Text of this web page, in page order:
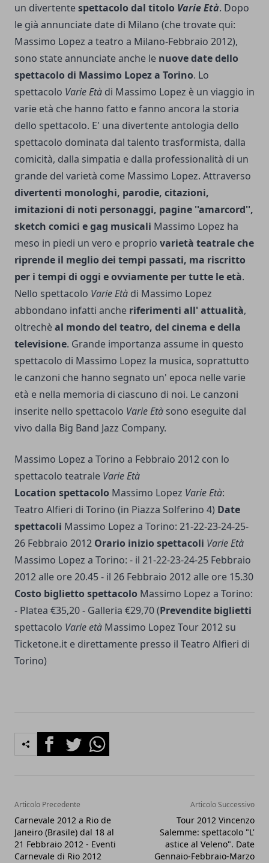
un divertentespettacolo dal titolo Varie Età. Dopo
le già annunciate date di Milano (che trovate qui:
Massimo Lopez a teatro a Milano-Febbraio 2012),
sono state annunciate anche le nuove date dello
spettacolo di Massimo Lopez a Torino. Lo
spettacolo Varie Età di Massimo Lopez è un viaggio in
varie età che hanno fatto e fanno ancora la storia
dello spettacolo. E' una divertente antologia dello
spettacolo dominata dal talento trasformista, dalla
comicità, dalla simpatia e dalla professionalità di un
grande del varietà come Massimo Lopez. Attraverso
divertenti monologhi, parodie, citazioni,
imitazioni di noti personaggi, pagine ''amarcord'',
sketch comici e gag musicali Massimo Lopez ha
meso in piedi un vero e proprio varietà teatrale che
riprende il meglio dei tempi passati, ma riscritto
per i tempi di oggi e ovviamente per tutte le età.
Nello spettacolo Varie Età di Massimo Lopez
abbondano infatti anche riferimenti all' attualità,
oltrechèal mondo del teatro, del cinema e della
televisione. Grande importanza assume in questo
spettacolo di Massimo Lopez la musica, soprattutto
le canzoni che hanno segnato un' epoca nelle varie
età e nella memoria di ciascuno di noi. Le canzoni
inserite nello spettacolo Varie Età sono eseguite dal
vivo dalla Big Band Jazz Company.
Massimo Lopez a Torino a Febbraio 2012 con lo
spettacolo teatrale Varie Età
Location spettacolo Massimo Lopez Varie Età:
Teatro Alfieri di Torino (in Piazza Solferino 4) Date
spettacoli Massimo Lopez a Torino: 21-22-23-24-25-
26 Febbraio 2012 Orario inizio spettacoli Varie Età
Massimo Lopez a Torino: - il 21-22-23-24-25 Febbraio
2012 alle ore 20.45 - il 26 Febbraio 2012 alle ore 15.30
Costo biglietto spettacolo Massimo Lopez a Torino:
- Platea €35,20 - Galleria €29,70 (Prevendite biglietti
spettacolo Varie età Massimo Lopez Tour 2012 su
Ticketone.it e direttamente presso il Teatro Alfieri di
Torino)
FacebookTwitterWhatsapp
Articolo Precedente
Carnevale 2012 a Rio de
Janeiro (Brasile) dal 18 al
21 Febbraio 2012 - Eventi
Carnevale di Rio 2012
Articolo Successivo
Tour 2012 Vincenzo
Salemme: spettacolo "L'
astice al Veleno". Date
Gennaio-Febbraio-Marzo